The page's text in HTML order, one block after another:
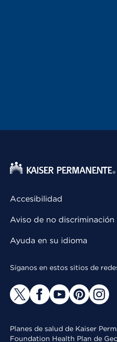
Accesibilidad
Aviso de no discriminación
Ayuda en su idioma
Síganos en estos sitios de
Planes de salud de Kaiser
Foundation Health Plan de